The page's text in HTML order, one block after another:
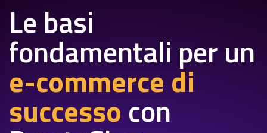
Le basi
fondamentali per un
e-commerce di
successo con